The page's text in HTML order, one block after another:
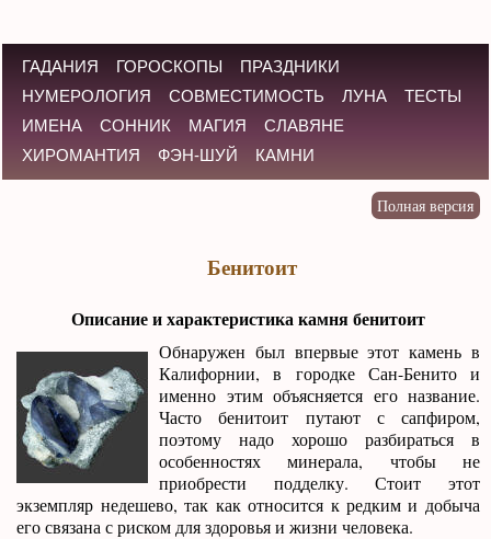
ГАДАНИЯ ГОРОСКОПЫ
ПРАЗДНИКИ
НУМЕРОЛОГИЯ
СОВМЕСТИМОСТЬ ЛУНА
ТЕСТЫ
ИМЕНА
СОННИК МАГИЯ
СЛАВЯНЕ
ХИРОМАНТИЯ
ФЭН-ШУЙ КАМНИ
Бенитоит
Описание и характеристика камня бенитоит
Обнаружен был впервые этот камень в
Калифорнии, в городке Сан-Бенито и
именно этим объясняется его название.
Часто бенитоит путают с сапфиром,
поэтому надо хорошо разбираться в
особенностях минерала, чтобы не
приобрести подделку. Стоит этот
экземпляр недешево, так как относится к редким и добыча
его связана с риском для здоровья и жизни человека.